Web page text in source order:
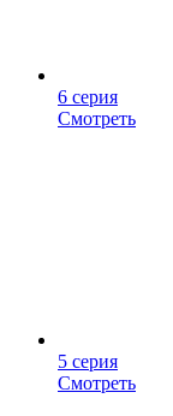
6 серия
Смотреть
5 серия
Смотреть